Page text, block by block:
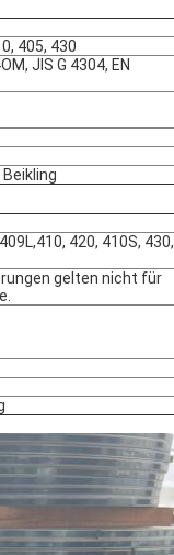
405, 430
JIS G 4304, EN
420, 410S, 430,
gelten nicht für